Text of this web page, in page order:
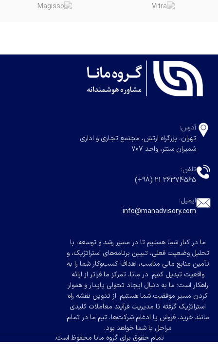
آدرس:
تهران، بزرگراه ارتش، مجتمع تجاری و اداری
شمیران سنتر، واحد 707
تلفن:
26374565 21 (98+)
ایمیل:
info@manadvisory.com
ما در کنار شما هستیم تا در مسیر رشد و توسعه، با
تحلیل وضعیت فعلی، تبیین برنامه‌های استراتژیک، و
تأمین منابع مالی مناسب، اهداف کسب‌وکار شما را به
واقعیت تبدیل کنیم. در مانا، تمرکز ما فراتر از ارائه
راهکار است؛ ما به دنبال ایجاد تحولی پایدار و هموار
کردن مسیر موفقیت شما هستیم. از تدوین نقشه راه
استراتژیک گرفته تا مدیریت فرآیند معاملات کلیدی
مانند خرید، فروش یا ادغام شرکت‌ها، تیم ما در تمام
مراحل با شما خواهد بود.
تمام حقوق برای گروه مانا محفوظ است.